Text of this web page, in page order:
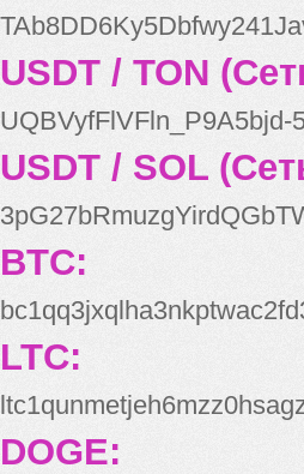
USDT / TON
USDT / SOL
BTC:
LTC:
DOGE: